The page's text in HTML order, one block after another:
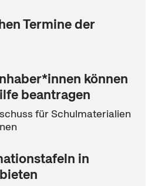
Termine der
können
beantragen
für Schulmaterialien
in